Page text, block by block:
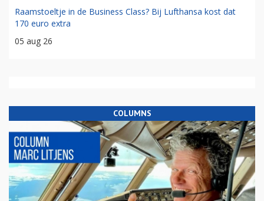
Raamstoeltje in de Business Class? Bij Lufthansa kost dat
170 euro extra
05 aug 26
COLUMNS